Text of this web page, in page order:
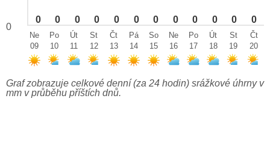
0 0 0 0 0 0 0 0 0 0 0 0
0
Ne
09
Po
10
Út
11
St
12
Čt
13
Pá
14
So
15
Ne
16
Po
17
Út
18
St
19
Čt
20
Graf zobrazuje celkové denní (za 24 hodin) srážkové úhrny v
mm v průběhu příštích dnů.